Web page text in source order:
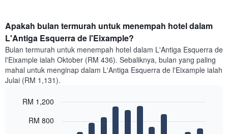
Apakah bulan termurah untuk menempah hotel dalam
L'Antiga Esquerra de l'Eixample?
Bulan termurah untuk menempah hotel dalam L'Antiga Esquerra de
l'Eixample ialah Oktober (RM 436). Sebaliknya, bulan yang paling
mahal untuk menginap dalam L'Antiga Esquerra de l'Eixample ialah
Julai (RM 1,131).
chart
graphic.RM 800
RM 1,200